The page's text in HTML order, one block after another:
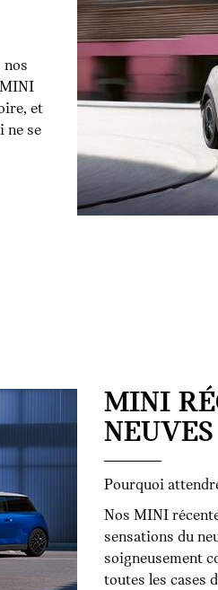
nos
et
ne se
MINI
Pourquoi
Nos MINI
sensations du
soigneusement
toutes les cases